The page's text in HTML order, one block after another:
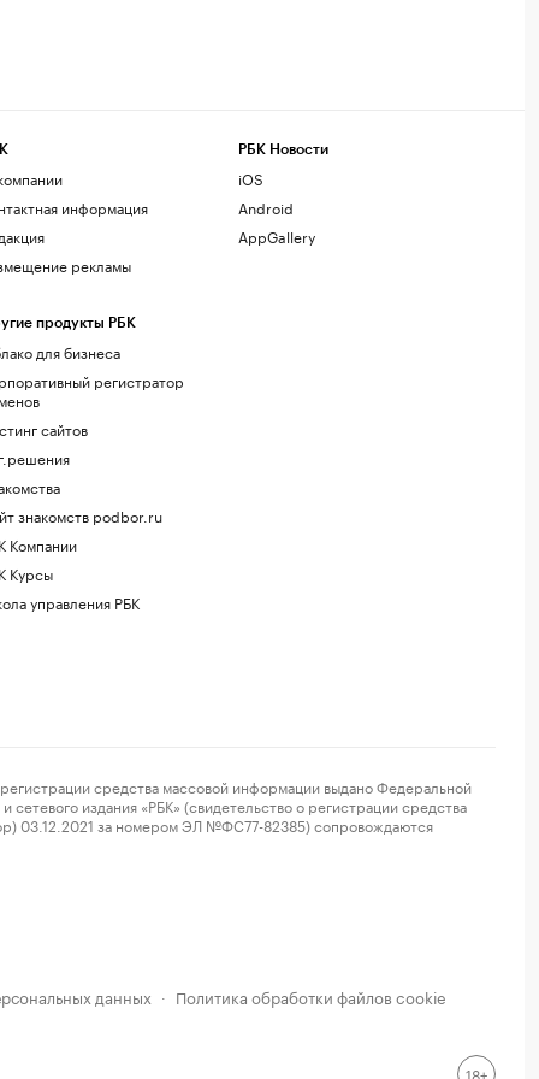
информация
рекламы
продукты РБК
для бизнеса
регистратор
сайтов
знакомств podbor.ru
Компании
Курсы
управления РБК
РБК Новости
iOS
Android
AppGallery
средства массовой информации выдано Федеральной
издания «РБК» (свидетельство о регистрации средства
03.12.2021 за номером ЭЛ №ФС77-82385) сопровождаются
данных · Политика обработки файлов cookie
18+